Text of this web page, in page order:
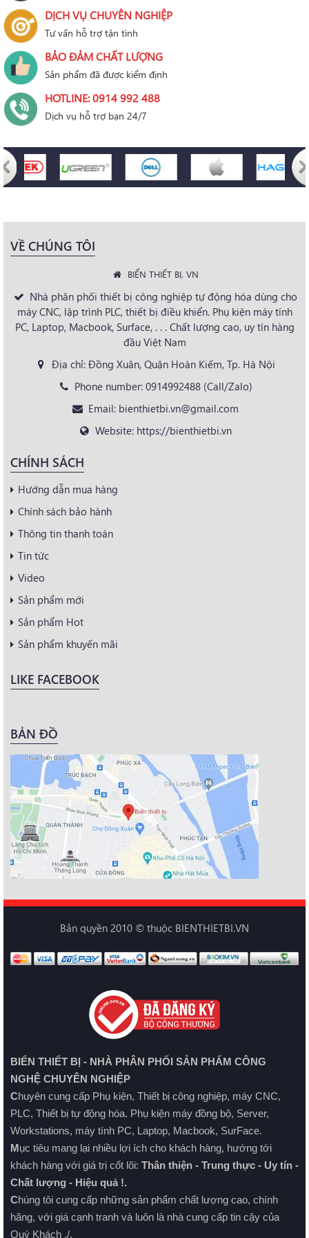
DỊCH VỤ CHUYÊN NGHIỆP
Tư vấn hỗ trợ tận tình
BẢO ĐẢM CHẤT LƯỢNG
Sản phẩm đã được kiểm định
HOTLINE: 0914 992 488
Dịch vụ hỗ trợ bạn 24/7
VỀ CHÚNG TÔI
BIỂN THIẾT BỊ. VN
Nhà phân phối thiết bị công nghiệp tự động hóa dùng cho
máy CNC, lập trình PLC, thiết bị điều khiển. Phụ kiện máy tính
PC, Laptop, Macbook, Surface, . . . Chất lượng cao, uy tín hàng
đầu Việt Nam
Địa chỉ: Đồng Xuân, Quận Hoàn Kiếm, Tp. Hà Nội
Phone number: 0914992488 (Call/Zalo)
Email: bienthietbi.vn@gmail.com
Website: https://bienthietbi.vn
CHÍNH SÁCH
Hướng dẫn mua hàng
Chính sách bảo hành
Thông tin thanh toán
Tin tức
Video
Sản phẩm mới
Sản phẩm Hot
Sản phẩm khuyến mãi
LIKE FACEBOOK
BẢN ĐỒ
Bản quyền 2010 © thuộc BIENTHIETBI.VN
BIỂN THIẾT BỊ - NHÀ PHÂN PHỐI SẢN PHẨM CÔNG
NGHỆ CHUYÊN NGHIỆP
Chuyên cung cấp Phụ kiện, Thiết bị công nghiệp, máy CNC,
PLC, Thiết bị tự động hóa. Phụ kiện máy đồng bộ, Server,
Workstations, máy tính PC, Laptop, Macbook, SurFace.
M ục tiêu mang lại nhiều lợi ích cho khách hàng, hướng tới
khách hàng với giá trị cốt lõi: Thân thiện - Trung thực - Uy tín -
Chất lượng - Hiệu quả !.
Chúng tôi cung cấp những sản phẩm chất lượng cao, chính
hãng, với giá cạnh tranh và luôn là nhà cung cấp tin cậy của
Quý Khách ./.